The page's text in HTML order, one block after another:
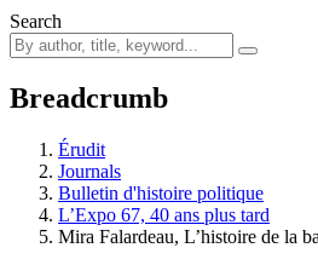
Search
Breadcrumb
Érudit
Journals
Bulletin d'histoire politique
L’Expo 67, 40 ans plus tard
Mira Falardeau, L’histoire de la